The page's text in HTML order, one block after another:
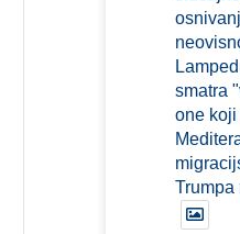
smatra
one koji
Trumpa